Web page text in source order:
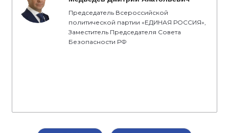
Председатель Всероссийской
политической партии «ЕДИНАЯ РОССИЯ»,
Заместитель Председателя Совета
Безопасности РФ